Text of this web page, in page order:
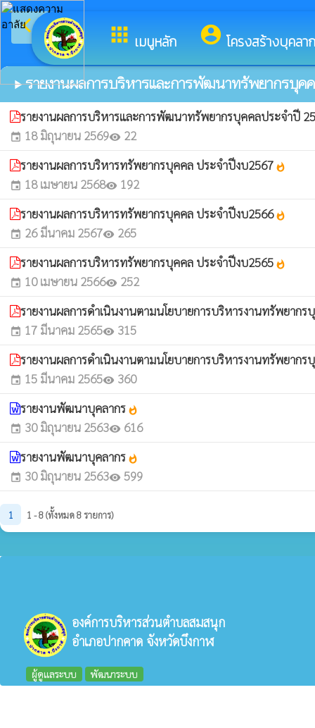
apps เมนูหลัก account_circle โครงสร้างบุคลา
arrow_back_ios กลับเมนูหลัก
play_arrowรายงานผลการบริหารและการพัฒนาทรัพยากรบุค
รายงานผลการบริหารและการพัฒนาทรัพยากรบุคคลประจำปี
event 18 มิถุนายน 2569visibility 22
รายงานผลการบริหารทรัพยากรบุคคล ประจำปีงบ2567 whatshot
event 18 เมษายน 2568visibility 192
รายงานผลการบริหารทรัพยากรบุคคล ประจำปีงบ2566whatshot
event 26 มีนาคม 2567visibility 265
รายงานผลการบริหารทรัพยากรบุคคล ประจำปีงบ2565 whatshot
event 10 เมษายน 2566visibility 252
รายงานผลการดำเนินงานตามนโยบายการบริหารงานทรัพยาก
event 17 มีนาคม 2565visibility 315
รายงานผลการดำเนินงานตามนโยบายการบริหารงานทรัพยาก
event 15 มีนาคม 2565visibility 360
รายงานพัฒนาบุคลากร whatshot
event 30 มิถุนายน 2563visibility 616
รายงานพัฒนาบุคลากร whatshot
event 30 มิถุนายน 2563visibility 599
1 1 - 8 (ทั้งหมด 8 รายการ)
องค์การบริหารส่วนตำบลสมสนุก
อำเภอปากคาด จังหวัดบึงกาฬ
ผู้ดูแลระบบ พัฒนาระบบ